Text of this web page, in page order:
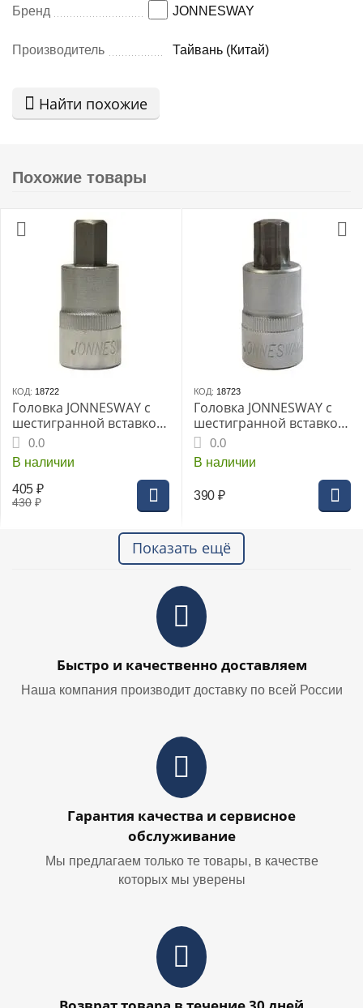
Бренд JONNESWAY
Производитель Тайвань (Китай)
Найти похожие
Похожие товары
КОД: 18722
Головка JONNESWAY с
шестигранной вставкой
"HEX" 1/2" 12мм L-55мм
(S09H412)
0.0
В наличии
430 ₽
405 ₽
КОД: 18723
Головка JONNESWAY с
шестигранной вставкой
"HEX" 1/2" 14мм L-55мм
(S09H414)
0.0
В наличии
390 ₽
Показать ещё
Быстро и качественно доставляем
Наша компания производит доставку по всей России
Гарантия качества и сервисное
обслуживание
Мы предлагаем только те товары, в качестве
которых мы уверены